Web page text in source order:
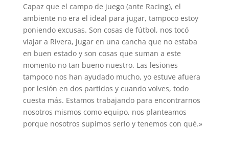
Capaz que el campo de juego (ante Racing), el
ambiente no era el ideal para jugar, tampoco estoy
poniendo excusas. Son cosas de fútbol, nos tocó
viajar a Rivera, jugar en una cancha que no estaba
en buen estado y son cosas que suman a este
momento no tan bueno nuestro. Las lesiones
tampoco nos han ayudado mucho, yo estuve afuera
por lesión en dos partidos y cuando volves, todo
cuesta más. Estamos trabajando para encontrarnos
nosotros mismos como equipo, nos planteamos
porque nosotros supimos serlo y tenemos con qué.»